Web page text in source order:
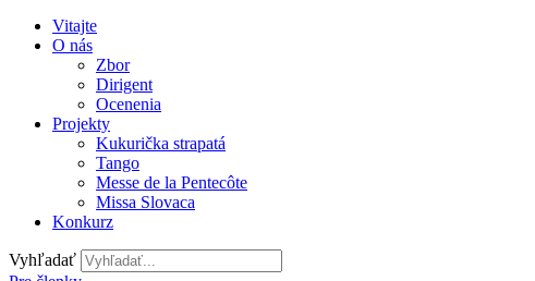
Vitajte
O nás
Zbor
Dirigent
Ocenenia
Projekty
Kukurička strapatá
Tango
Messe de la Pentecôte
Missa Slovaca
Konkurz
Vyhľadať